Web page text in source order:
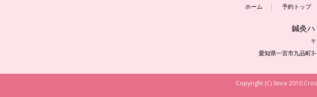
ホーム 予約トップ
鍼灸
愛知県一宮市九品町
Copyright (C) Since 2010